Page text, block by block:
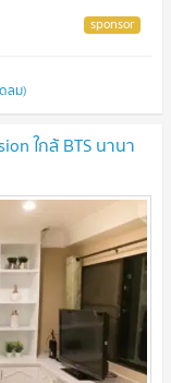
ลม)
ใกล้ BTS นานา